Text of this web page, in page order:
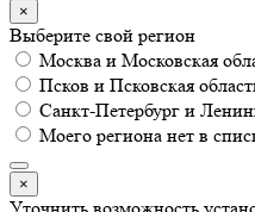
×
Выберите свой регион
Москва и Московская
Псков и Псковская
Санкт-Петербург и
Моего региона нет в
×